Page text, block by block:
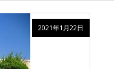
2021年1月22日